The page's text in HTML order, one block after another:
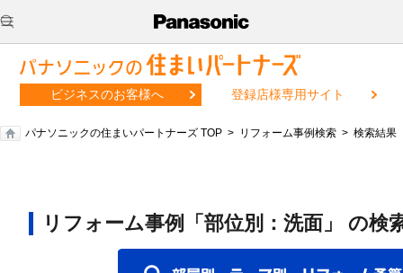
ビジネスのお客様へ 登録店様専用サイト
パナソニックの住まいパートナーズ TOP リフォーム事例検索 検索結果
リフォーム事例「部位別：洗面」 の検